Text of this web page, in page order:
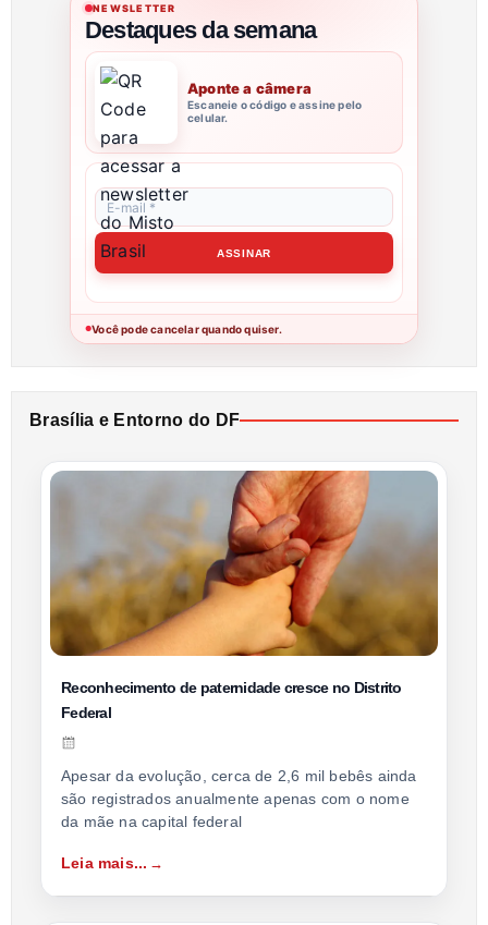
NEWSLETTER
Destaques da semana
Aponte a câmera
Escaneie o código e assine pelo
celular.
●Você pode cancelar quando quiser.
Brasília e Entorno do DF
Reconhecimento de paternidade cresce no Distrito
Federal
Apesar da evolução, cerca de 2,6 mil bebês ainda
são registrados anualmente apenas com o nome
da mãe na capital federal
Leia mais...